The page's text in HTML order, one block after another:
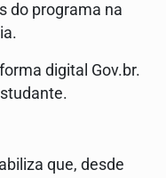
do programa na
digital Gov.br.
que, desde